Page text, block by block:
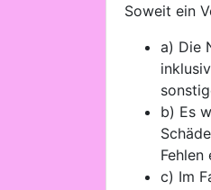
Soweit ein
a) Die
b) Es
c) Im